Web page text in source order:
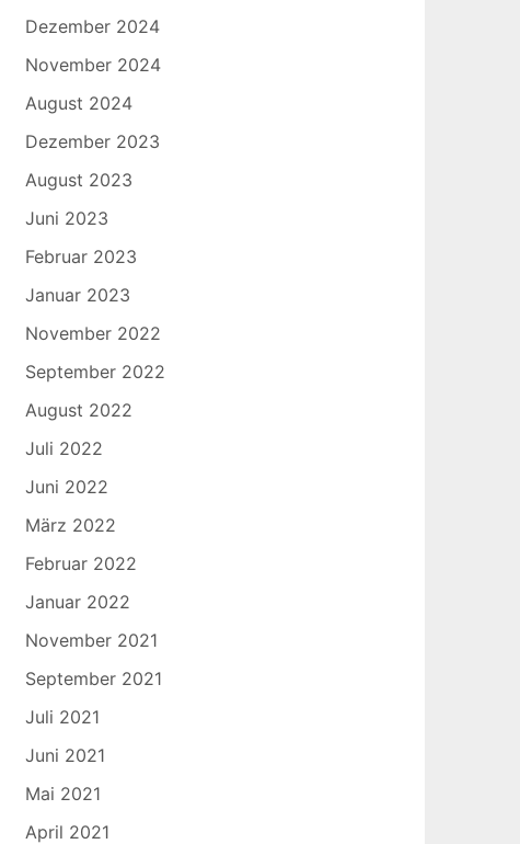
Dezember 2024
November 2024
August 2024
Dezember 2023
August 2023
Juni 2023
Februar 2023
Januar 2023
November 2022
September 2022
August 2022
Juli 2022
Juni 2022
März 2022
Februar 2022
Januar 2022
November 2021
September 2021
Juli 2021
Juni 2021
Mai 2021
April 2021